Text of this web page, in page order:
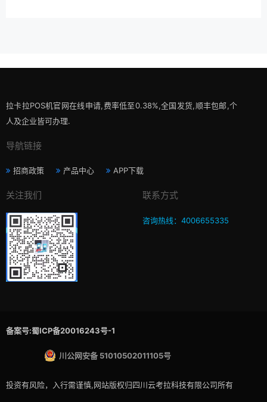
拉卡拉POS机官网在线申请,费率低至0.38%,全国发货,顺丰包邮,个
人及企业皆可办理.
导航链接
招商政策 产品中心 APP下载
关注我们 联系方式
咨询热线：4006655335
备案号:蜀ICP备20016243号-1
川公网安备 51010502011105号
投资有风险，入行需谨慎,网站版权归四川云考拉科技有限公司所有